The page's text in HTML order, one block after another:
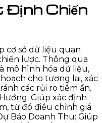
Định Chiến
cơ sở dữ liệu quan
lược. Thông qua
mô hình hóa dữ liệu,
cho tương lai, xác
các rủi ro tiềm ẩn.
Giúp xác định
từ đó điều chỉnh giá
Báo Doanh Thu: Giúp